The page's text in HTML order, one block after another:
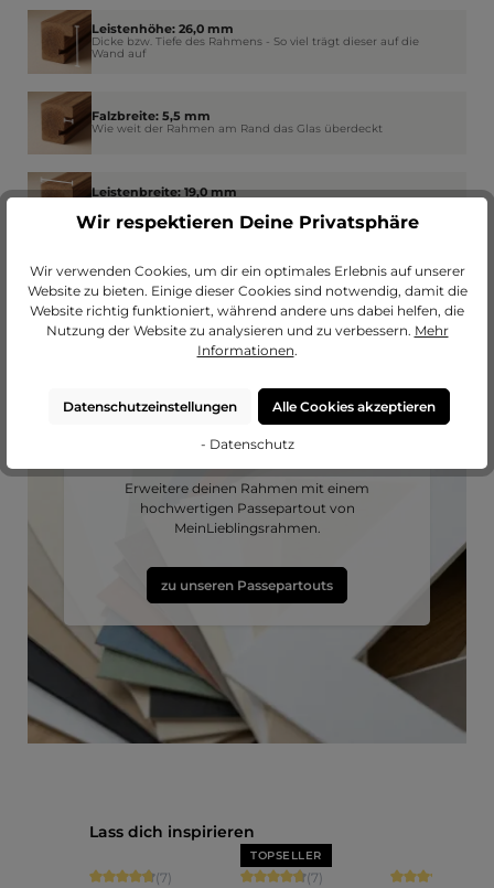
Leistenhöhe: 26,0 mm
Dicke bzw. Tiefe des Rahmens - So viel trägt dieser auf die
Wand auf
Falzbreite: 5,5 mm
Wie weit der Rahmen am Rand das Glas überdeckt
Leistenbreite: 19,0 mm
Rahmenprofils
Passendes Passepartout?
Erweitere deinen Rahmen mit einem
hochwertigen Passepartout von
MeinLieblingsrahmen.
zu unseren Passepartouts
Produktgalerie überspringen
Lass dich inspirieren
Durchschnittliche Bewertung von 4.86 von 5 Sternen
(7)
TOPSELLER
Durchschnittliche Bewertung von
(7)
Wir respektieren Deine Privatsphäre
Wir verwenden Cookies, um dir ein optimales Erlebnis auf unserer
Website zu bieten. Einige dieser Cookies sind notwendig, damit die
Website richtig funktioniert, während andere uns dabei helfen, die
Nutzung der Website zu analysieren und zu verbessern. Mehr
Informationen.
Datenschutzeinstellungen Alle Cookies akzeptieren
- Datenschutz